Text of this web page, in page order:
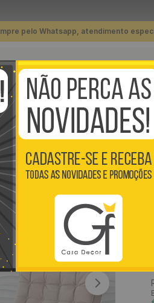
pelo Whatsapp, atendimento
PLACAS 3D PAPÉIS
3D Ondulado Cinza e Branco -
TERMOS MAIS BUSCADOS
1º piso
2º banheiro
3º
quarto
5º
º
papel parede
piso vinílico
piso vinílico click